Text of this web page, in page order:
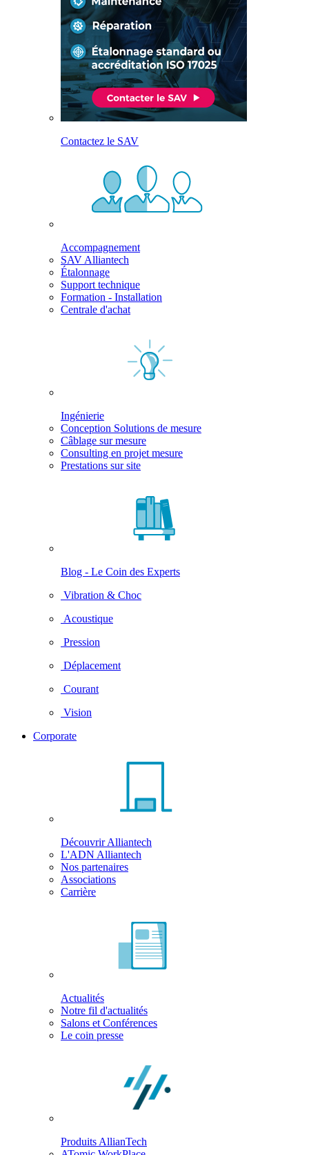
Contactez le SAV
Accompagnement
SAV Alliantech
Étalonnage
Support technique
Formation - Installation
Centrale d'achat
Ingénierie
Conception Solutions de mesure
Câblage sur mesure
Consulting en projet mesure
Prestations sur site
Blog - Le Coin des Experts
Vibration & Choc
Acoustique
Pression
Déplacement
Courant
Vision
Corporate
Découvrir Alliantech
L'ADN Alliantech
Nos partenaires
Associations
Carrière
Actualités
Notre fil d'actualités
Salons et Conférences
Le coin presse
Produits AllianTech